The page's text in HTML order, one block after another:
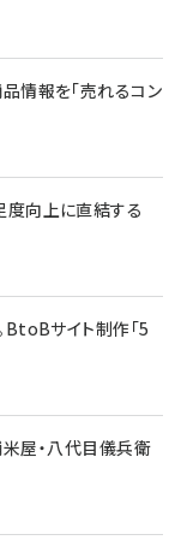
情報を「売れるコン
度向上に直結する
サイト制作「5
屋・八代目儀兵衛